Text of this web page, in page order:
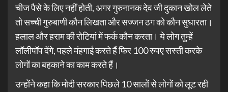
चीज पैसे के लिए नहीं होती, अगर गुरुनानक देव जी दुकान खोल लेते
तो सच्ची गुरुबाणी कौन लिखता और सज्जन ठग को कौन सुधारता।
हलाल और हराम की रोटियां में फर्क कौन करता। ये लोग तुम्हें
लॉलीपॉप देंगे, पहले मंहगाई करते हैं फिर 100 रुपए सस्ती करके
लोगों का बहकाने का काम करते हैं।
उन्होंने कहा कि मोदी सरकार पिछले 10 सालों से लोगों को लूट रही